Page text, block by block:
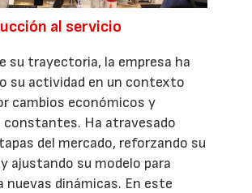
al servicio
su trayectoria, la empresa ha
su actividad en un contexto
cambios económicos y
constantes. Ha atravesado
del mercado, reforzando su
ajustando su modelo para
nuevas dinámicas. En este